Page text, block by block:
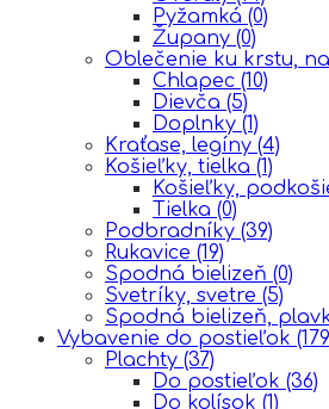
Pyžamká (0)
Župany (0)
Oblečenie ku krstu,
Chlapec (10)
Dievča (5)
Doplnky (1)
Kraťase, legíny (4)
Košieľky, tielka (1)
Košieľky,
Tielka (0)
Podbradníky (39)
Rukavice (19)
Spodná bielizeň (0)
Svetríky, svetre (5)
Spodná bielizeň,
Vybavenie do postieľok
Plachty (37)
Do postieľok (36)
Do kolísok (1)